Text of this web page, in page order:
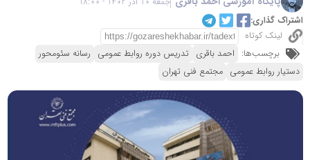
اشتراک گذاری:
لینک کوتاه
برچسب‌ها: احمد باقری تدریس دوره روابط عمومی رسانه سئومحور
دستیار روابط عمومی مجتمع فنی تهران